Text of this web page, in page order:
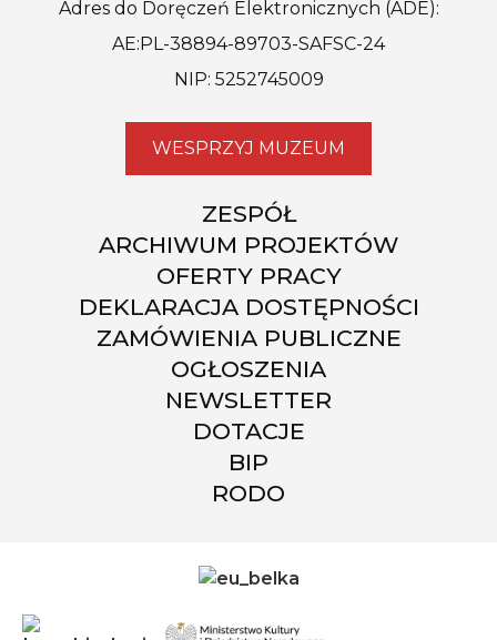
Adres do Doręczeń Elektronicznych (ADE):
AE:PL-38894-89703-SAFSC-24
NIP: 5252745009
WESPRZYJ MUZEUM
ZESPÓŁ
ARCHIWUM PROJEKTÓW
OFERTY PRACY
DEKLARACJA DOSTĘPNOŚCI
ZAMÓWIENIA PUBLICZNE
OGŁOSZENIA
NEWSLETTER
DOTACJE
BIP
RODO